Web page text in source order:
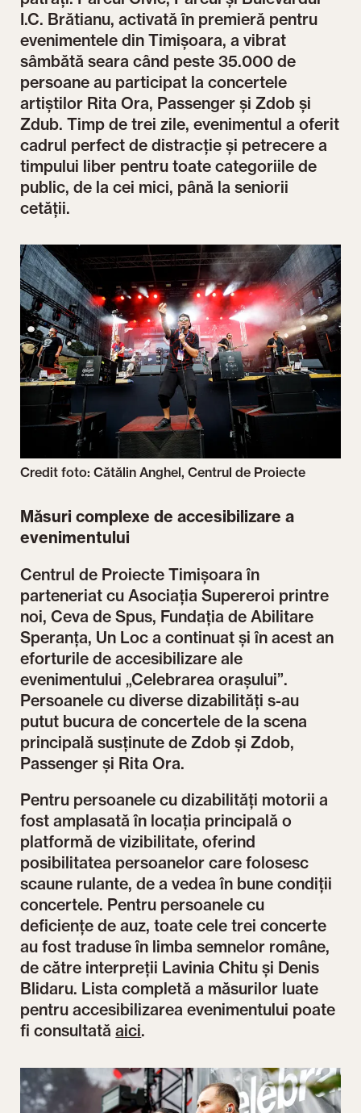
I.C. Brătianu, activată în premieră pentru
evenimentele din Timișoara, a vibrat
sâmbătă seara când peste 35.000 de
persoane au participat la concertele
artiștilor Rita Ora, Passenger și Zdob și
Zdub. Timp de trei zile, evenimentul a oferit
cadrul perfect de distracție și petrecere a
timpului liber pentru toate categoriile de
public, de la cei mici, până la seniorii
cetății.
Credit foto: Cătălin Anghel, Centrul de Proiecte
Măsuri complexe de accesibilizare a
evenimentului
Centrul de Proiecte Timișoara în
parteneriat cu Asociația Supereroi printre
noi, Ceva de Spus, Fundația de Abilitare
Speranța, Un Loc a continuat și în acest an
eforturile de accesibilizare ale
evenimentului „Celebrarea orașului”.
Persoanele cu diverse dizabilități s-au
putut bucura de concertele de la scena
principală susținute de Zdob și Zdob,
Passenger și Rita Ora.
Pentru persoanele cu dizabilități motorii a
fost amplasată în locația principală o
platformă de vizibilitate, oferind
posibilitatea persoanelor care folosesc
scaune rulante, de a vedea în bune condiții
concertele. Pentru persoanele cu
deficiențe de auz, toate cele trei concerte
au fost traduse în limba semnelor române,
de către interpreții Lavinia Chitu și Denis
Blidaru. Lista completă a măsurilor luate
pentru accesibilizarea evenimentului poate
fi consultatăaici.